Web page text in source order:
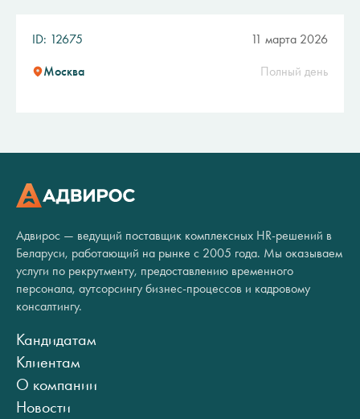
ID: 12675 11 марта 2026
Москва Полный день
Адвирос — ведущий поставщик комплексных HR-решений в
Беларуси, работающий на рынке с 2005 года. Мы оказываем
услуги по рекрутменту, предоставлению временного
персонала, аутсорсингу бизнес-процессов и кадровому
консалтингу.
Кандидатам
Клиентам
О компании
Новости